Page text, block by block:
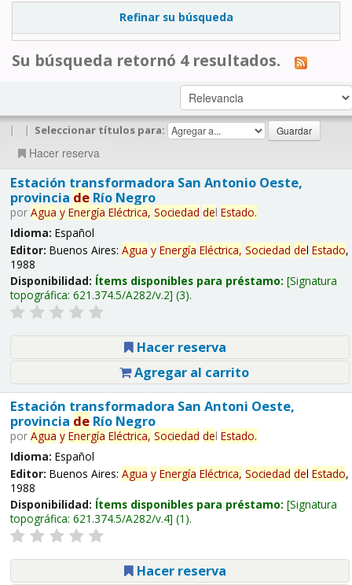
Refinar su búsqueda
Su búsqueda retornó 4 resultados.
| | Seleccionar títulos para:
Hacer reserva
Estación transformadora San Antonio Oeste,
provincia deRío Negro
por Agua y Energía Eléctrica, Sociedad del Estado.
Idioma: Español
Editor: Buenos Aires: Agua y Energía Eléctrica, Sociedad del Estado,
1988
Disponibilidad: Ítems disponibles para préstamo: Signatura
topográfica: 621.374.5/A282/v.2 (3).
Hacer reserva
Agregar al carrito
Estación transformadora San Antoni Oeste,
provincia deRío Negro
por Agua y Energía Eléctrica, Sociedad del Estado.
Idioma: Español
Editor: Buenos Aires: Agua y Energía Eléctrica, Sociedad del Estado,
1988
Disponibilidad: Ítems disponibles para préstamo: Signatura
topográfica: 621.374.5/A282/v.4 (1).
Hacer reserva